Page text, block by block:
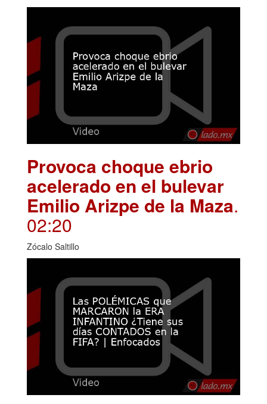
Provoca choque ebrio
acelerado en el bulevar
Emilio Arizpe de la Maza.
02:20
Zócalo Saltillo